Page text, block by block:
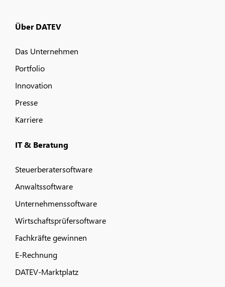
Über DATEV
Das Unternehmen
Portfolio
Innovation
Presse
Karriere
IT & Beratung
Steuerberatersoftware
Anwaltssoftware
Unternehmenssoftware
Wirtschaftsprüfersoftware
Fachkräfte gewinnen
E-Rechnung
DATEV-Marktplatz